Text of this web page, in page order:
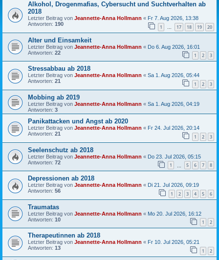
Alkohol, Drogenmafias, Cybersucht und Suchtverhalten ab
2018
Letzter Beitrag von Jeannette-Anna Hollmann « Fr 7. Aug 2026, 13:38
Antworten: 190 1 … 17 18 19 20
Alter und Einsamkeit
Letzter Beitrag von Jeannette-Anna Hollmann « Do 6. Aug 2026, 16:01
Antworten: 22 1 2 3
Stressabbau ab 2018
Letzter Beitrag von Jeannette-Anna Hollmann « Sa 1. Aug 2026, 05:44
Antworten: 21 1 2 3
Mobbing ab 2019
Letzter Beitrag von Jeannette-Anna Hollmann « Sa 1. Aug 2026, 04:19
Antworten: 3
Panikattacken und Angst ab 2020
Letzter Beitrag von Jeannette-Anna Hollmann « Fr 24. Jul 2026, 20:14
Antworten: 21 1 2 3
Seelenschutz ab 2018
Letzter Beitrag von Jeannette-Anna Hollmann « Do 23. Jul 2026, 05:15
Antworten: 72 1 5 6 7 8
Depressionen ab 2018
Letzter Beitrag von Jeannette-Anna Hollmann « Di 21. Jul 2026, 09:19
Antworten: 56 1 2 3 4 5 6
Traumatas
Letzter Beitrag von Jeannette-Anna Hollmann « Mo 20. Jul 2026, 16:12
Antworten: 10 1 2
Therapeutinnen ab 2018
Letzter Beitrag von Jeannette-Anna Hollmann « Fr 10. Jul 2026, 05:21
Antworten: 13 1 2